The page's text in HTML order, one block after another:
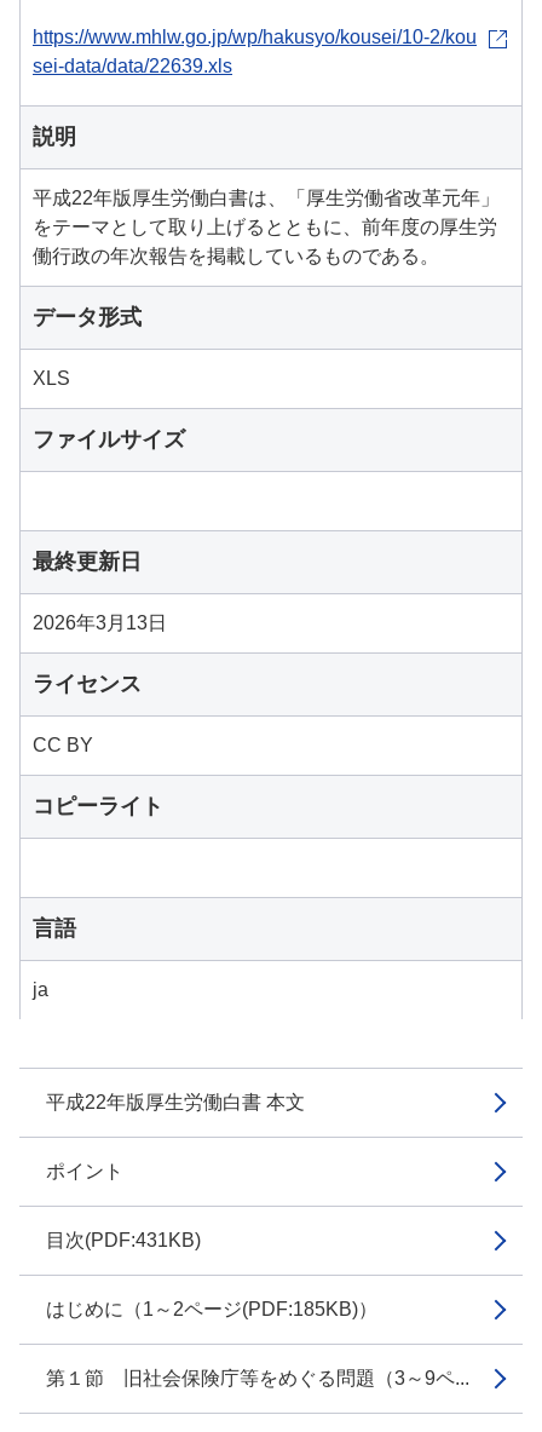
平成22年版厚生労働白書 本文
ポイント
目次(PDF:431KB)
はじめに（1～2ページ(PDF:185KB)）
第１節 旧社会保険庁等をめぐる問題（3～9ペ...
https://www.mhlw.go.jp/wp/hakusyo/kousei/10-2/kou
sei-data/data/22639.xls
説明
平成22年版厚生労働白書は、「厚生労働省改革元年」
をテーマとして取り上げるとともに、前年度の厚生労
働行政の年次報告を掲載しているものである。
データ形式
XLS
ファイルサイズ
最終更新日
2026年3月13日
ライセンス
CC BY
コピーライト
言語
ja